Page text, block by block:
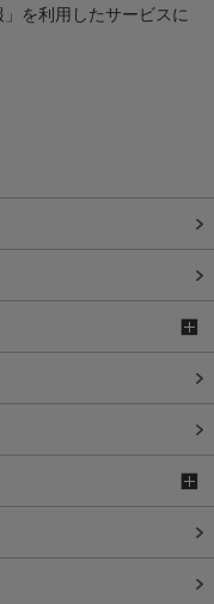
を利用したサービスに